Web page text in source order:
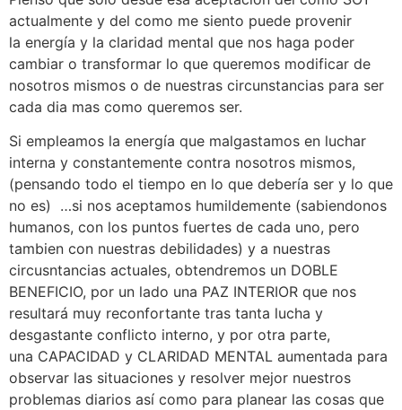
actualmente y del como me siento puede provenir
la energía y la claridad mental que nos haga poder
cambiar o transformar lo que queremos modificar de
nosotros mismos o de nuestras circunstancias para ser
cada dia mas como queremos ser.
Si empleamos la energía que malgastamos en luchar
interna y constantemente contra nosotros mismos,
(pensando todo el tiempo en lo que debería ser y lo que
no es) …si nos aceptamos humildemente (sabiendonos
humanos, con los puntos fuertes de cada uno, pero
tambien con nuestras debilidades) y a nuestras
circusntancias actuales, obtendremos un DOBLE
BENEFICIO, por un lado una PAZ INTERIOR que nos
resultará muy reconfortante tras tanta lucha y
desgastante conflicto interno, y por otra parte,
una CAPACIDAD y CLARIDAD MENTAL aumentada para
observar las situaciones y resolver mejor nuestros
problemas diarios así como para planear las cosas que